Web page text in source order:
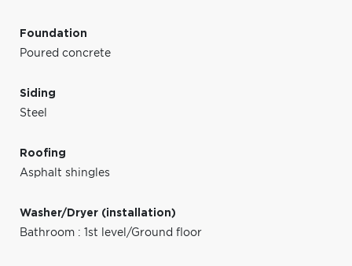
Foundation
Poured concrete
Siding
Steel
Roofing
Asphalt shingles
Washer/Dryer (installation)
Bathroom : 1st level/Ground floor